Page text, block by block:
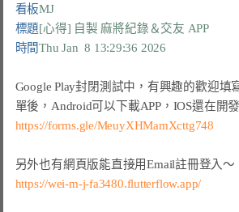
看板MJ
標題[心得] 自製 麻將紀錄＆交友 APP
時間Thu Jan  8 13:29:36 2026
Google Play封閉測試中，有興趣的歡迎填
https://forms.gle/MeuyXHMamXcttg748
https://wei-m-j-fa3480.flutterflow.app/